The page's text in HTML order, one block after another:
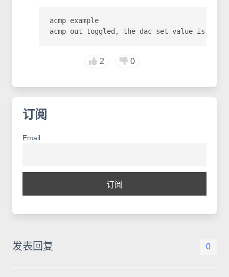
acmp example
acmp out toggled, the dac set value is 0x55
2 0
订阅
Email
发表回复 0